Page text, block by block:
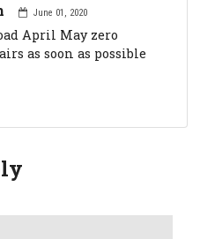
June 01, 2020
April May zero
as soon as possible